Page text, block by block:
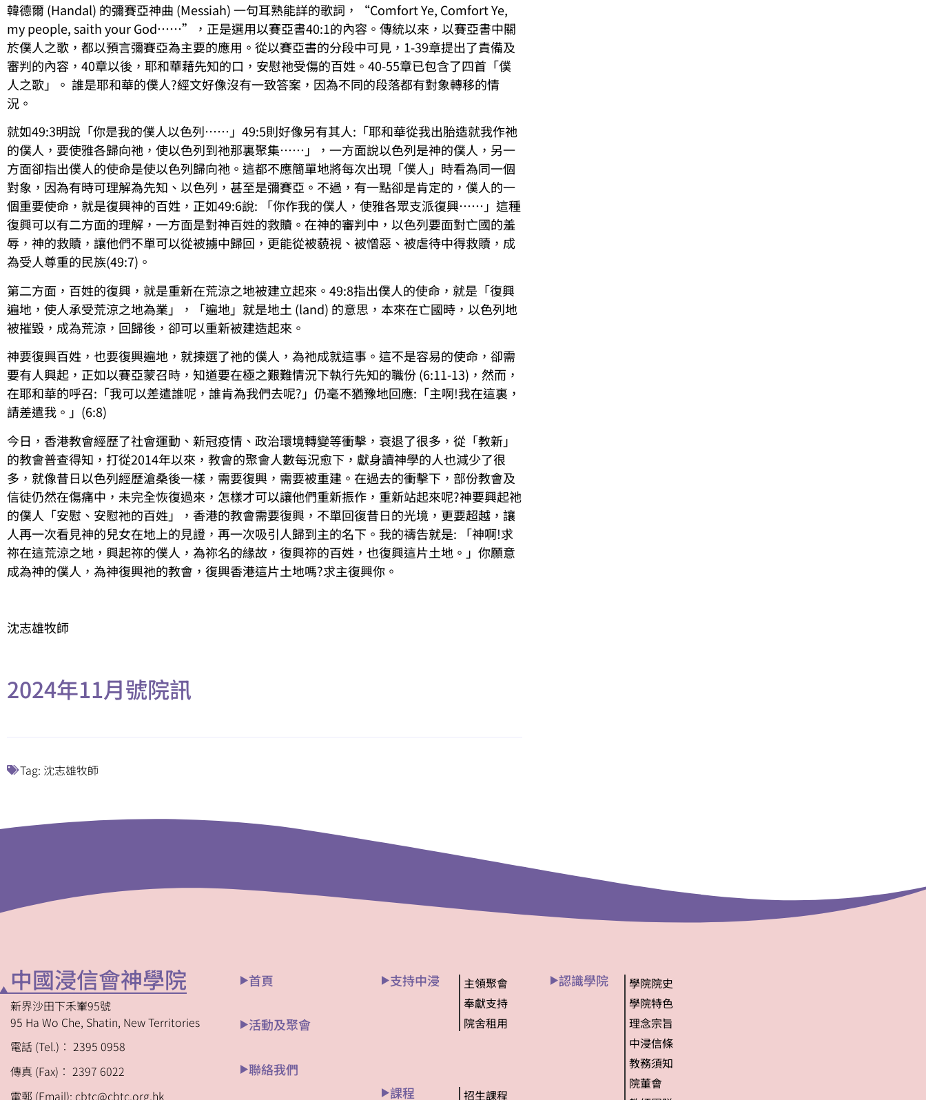
鍵
以
提
高
或
降
量。
韓德爾 (Handal) 的彌賽亞神曲 (Messiah) 一句耳熟能詳的歌詞，“Comfort Ye, Comfort Ye,
my people, saith your God……”，正是選用以賽亞書40:1的內容。傳統以來，以賽亞書中關
於僕人之歌，都以預言彌賽亞為主要的應用。從以賽亞書的分段中可見，1-39章提出了責備及
審判的內容，40章以後，耶和華藉先知的口，安慰祂受傷的百姓。40-55章已包含了四首「僕
人之歌」。 誰是耶和華的僕人?經文好像沒有一致答案，因為不同的段落都有對象轉移的情
況。
就如49:3明說「你是我的僕人以色列……」49:5則好像另有其人:「耶和華從我出胎造就我作祂
的僕人，要使雅各歸向祂，使以色列到祂那裏聚集……」，一方面說以色列是神的僕人，另一
方面卻指出僕人的使命是使以色列歸向祂。這都不應簡單地將每次出現「僕人」時看為同一個
對象，因為有時可理解為先知、以色列，甚至是彌賽亞。不過，有一點卻是肯定的，僕人的一
個重要使命，就是復興神的百姓，正如49:6說: 「你作我的僕人，使雅各眾支派復興……」這種
復興可以有二方面的理解，一方面是對神百姓的救贖。在神的審判中，以色列要面對亡國的羞
辱，神的救贖，讓他們不單可以從被擄中歸回，更能從被藐視、被憎惡、被虐待中得救贖，成
為受人尊重的民族(49:7)。
第二方面，百姓的復興，就是重新在荒涼之地被建立起來。49:8指出僕人的使命，就是「復興
遍地，使人承受荒涼之地為業」，「遍地」就是地土 (land) 的意思，本來在亡國時，以色列地
被摧毀，成為荒涼，回歸後，卻可以重新被建造起來。
神要復興百姓，也要復興遍地，就揀選了祂的僕人，為祂成就這事。這不是容易的使命，卻需
要有人興起，正如以賽亞蒙召時，知道要在極之艱難情況下執行先知的職份 (6:11-13)，然而，
在耶和華的呼召:「我可以差遣誰呢，誰肯為我們去呢?」仍毫不猶豫地回應:「主啊!我在這裏，
請差遣我。」(6:8)
今日，香港教會經歷了社會運動、新冠疫情、政治環境轉變等衝擊，衰退了很多，從「教新」
的教會普查得知，打從2014年以來，教會的聚會人數每況愈下，獻身讀神學的人也減少了很
多，就像昔日以色列經歷滄桑後一樣，需要復興，需要被重建。在過去的衝擊下，部份教會及
信徒仍然在傷痛中，未完全恢復過來，怎樣才可以讓他們重新振作，重新站起來呢?神要興起祂
的僕人「安慰、安慰祂的百姓」，香港的教會需要復興，不單回復昔日的光境，更要超越，讓
人再一次看見神的兒女在地上的見證，再一次吸引人歸到主的名下。我的禱告就是: 「神啊!求
祢在這荒涼之地，興起祢的僕人，為祢名的緣故，復興祢的百姓，也復興這片土地。」你願意
成為神的僕人，為神復興祂的教會，復興香港這片土地嗎?求主復興你。
沈志雄牧師
2024年11月號院訊
Tag: 沈志雄牧師
中國浸信會神學院
新界沙田下禾輋95號
95 Ha Wo Che, Shatin, New Territories
電話 (Tel.)︰ 2395 0958
傳真 (Fax)︰ 2397 6022
電郵 (Email): cbtc@cbtc.org.hk
首頁
活動及聚會
聯絡我們
支持中浸
主領聚會
奉獻支持
院舍租用
課程 招生課程
認識學院
學院院史
學院特色
理念宗旨
中浸信條
教務須知
院董會